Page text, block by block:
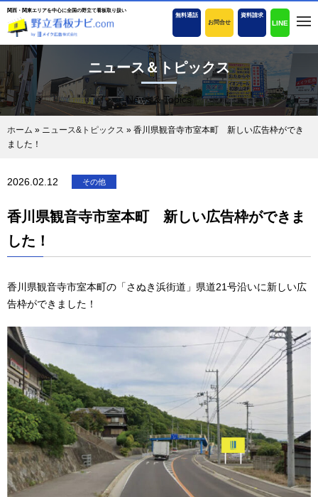
関西・関東エリアを中心に全国の野立て看板取り扱い
無料通話
お問合せ
資料請求
LINE
ニュース＆トピックス
News & Topics
ホーム » ニュース&トピックス » 香川県観音寺市室本町 新しい広告枠ができ
ました！
2026.02.12 その他
香川県観音寺市室本町 新しい広告枠ができま
した！
香川県観音寺市室本町の「さぬき浜街道」県道21号沿いに新しい広
告枠ができました！